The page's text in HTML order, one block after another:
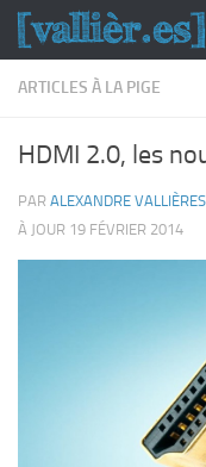
Skip to content
ARTICLES À LA PIGE
HDMI 2.0, les
PAR ALEXANDRE
À JOUR 19 FÉVRIER 2014